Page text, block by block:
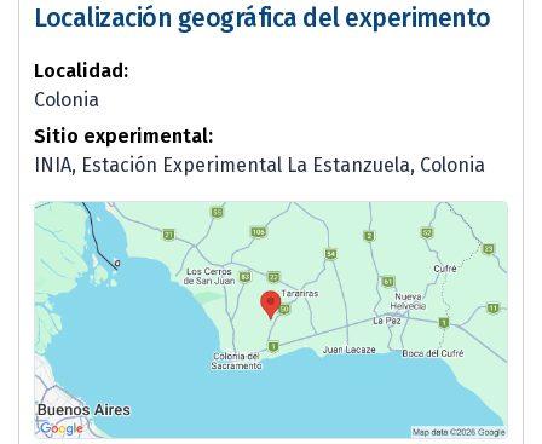
Localización geográfica del experimento
Localidad:
Colonia
Sitio experimental:
INIA, Estación Experimental La Estanzuela, Colonia